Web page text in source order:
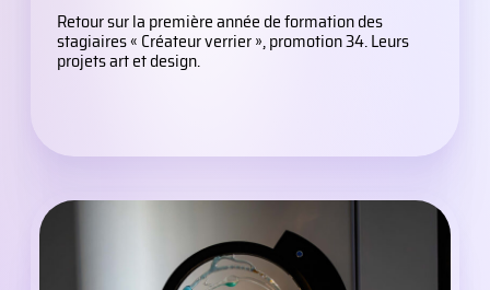
Retour sur la première année de formation des
stagiaires « Créateur verrier », promotion 34. Leurs
projets art et design.